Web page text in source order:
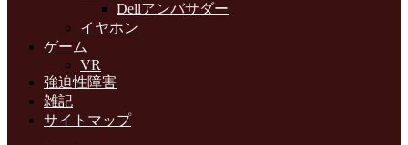
Dellアンバサダー
イヤホン
ゲーム
VR
強迫性障害
雑記
サイトマップ